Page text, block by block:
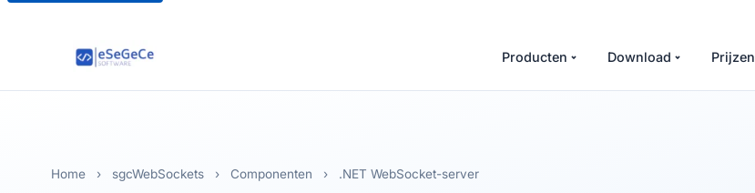
Producten Download Prijzen
Home › sgcWebSockets › Componenten › .NET WebSocket-server